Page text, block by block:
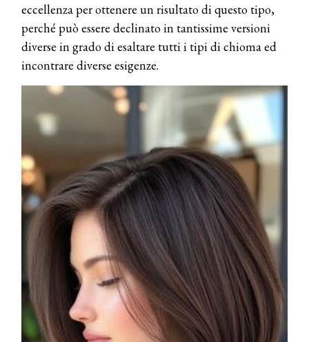
eccellenza per ottenere un risultato di questo tipo,
perché può essere declinato in tantissime versioni
diverse in grado di esaltare tutti i tipi di chioma ed
incontrare diverse esigenze.